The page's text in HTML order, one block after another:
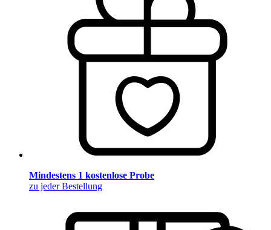
Mindestens 1 kostenlose Probe
zu jeder Bestellung